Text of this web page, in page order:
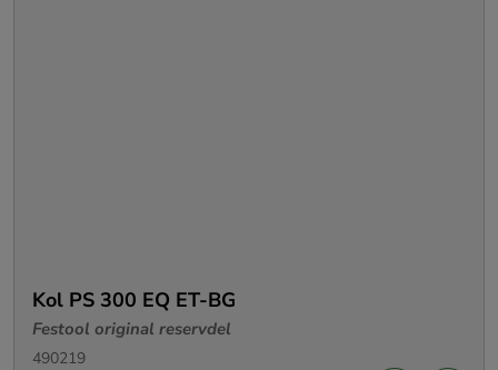
Kol PS 300 EQ ET-BG
Festool original reservdel
490219